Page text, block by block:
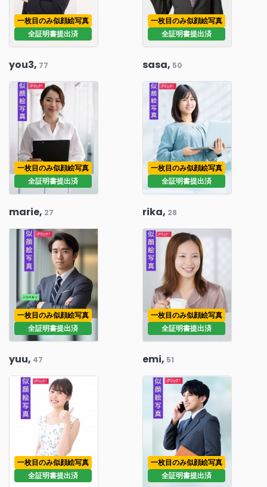
一枚目のみ似顔絵写真
全証明書提出済
you3, 77
一枚目のみ似顔絵写真
全証明書提出済
sasa, 50
一枚目のみ似顔絵写真
全証明書提出済
marie, 27
一枚目のみ似顔絵写真
全証明書提出済
rika, 28
一枚目のみ似顔絵写真
全証明書提出済
yuu, 47
一枚目のみ似顔絵写真
全証明書提出済
emi, 51
一枚目のみ似顔絵写真
全証明書提出済
一枚目のみ似顔絵写真
全証明書提出済